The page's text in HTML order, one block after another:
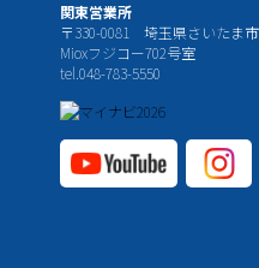
関東営業所
〒330-0081 埼玉県さいたま
Mioxフジコー702号室
tel.048-783-5550